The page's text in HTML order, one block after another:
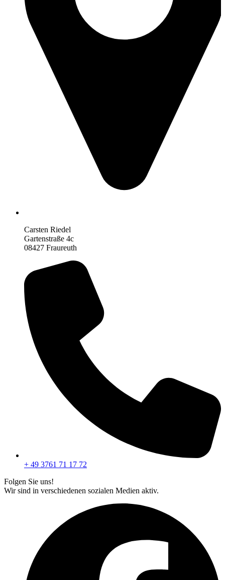
Carsten Riedel
Gartenstraße 4c
08427 Fraureuth
+ 49 3761 71 17 72
Folgen Sie uns!
Wir sind in verschiedenen sozialen Medien aktiv.